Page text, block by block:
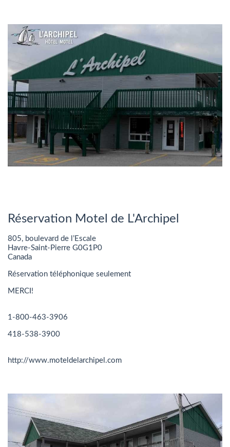
Réservation Motel de L'Archipel
805, boulevard de l’Escale
Havre-Saint-Pierre G0G1P0
Canada
Réservation téléphonique seulement
MERCI!
1-800-463-3906
418-538-3900
http://www.moteldelarchipel.com